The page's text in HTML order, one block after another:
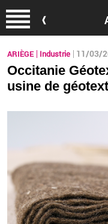
ARIÈGE Industrie 11/03/
Occitanie
usine de